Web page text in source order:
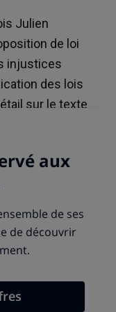
Julien
de loi
injustices
des lois
sur le texte